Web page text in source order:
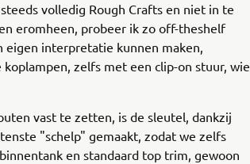
volledig Rough Crafts en niet in te
eromheen, probeer ik zo off-theshelf
eigen interpretatie kunnen maken,
zelfs met een clip-on stuur, wie
vast te zetten, is de sleutel, dankzij
"schelp" gemaakt, zodat we zelfs
en standaard top trim, gewoon